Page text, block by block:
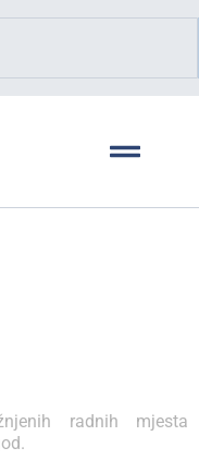
radnih mjesta